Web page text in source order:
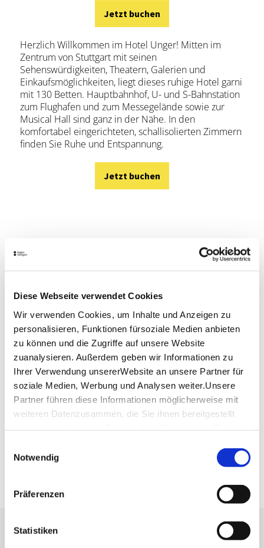
Diese Webseite verwendet Cookies
Wir verwenden Cookies, um Inhalte und Anzeigen zu
personalisieren, Funktionen fürsoziale Medien anbieten
zu können und die Zugriffe auf unsere Website
zuanalysieren. Außerdem geben wir Informationen zu
Ihrer Verwendung unsererWebsite an unsere Partner für
soziale Medien, Werbung und Analysen weiter.Unsere
Partner führen diese Informationen möglicherweise mit
weiteren Datenzusammen, die Sie ihnen bereitgestellt
Impressum
Notwendig
Präferenzen
Statistiken
Jetzt buchen
Herzlich Willkommen im Hotel Unger! Mitten im
Zentrum von Stuttgart mit seinen
Sehenswürdigkeiten, Theatern, Galerien und
Einkaufsmöglichkeiten, liegt dieses ruhige Hotel garni
mit 130 Betten. Hauptbahnhof, U- und S-Bahnstation
zum Flughafen und zum Messegelände sowie zur
Musical Hall sind ganz in der Nähe. In den
komfortabel eingerichteten, schallisolierten Zimmern
finden Sie Ruhe und Entspannung.
Jetzt buchen
Lassen Sie sich inspirieren!